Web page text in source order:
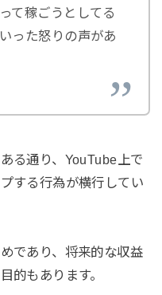
て稼ごうとしてる
った怒りの声があ
る通り、YouTube上で
する行為が横行してい
であり、将来的な収益
的もあります。